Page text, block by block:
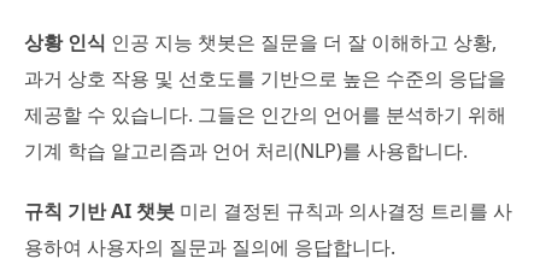
상황 인식 인공 지능 챗봇은 질문을 더 잘 이해하고 상황,
과거 상호 작용 및 선호도를 기반으로 높은 수준의 응답을
제공할 수 있습니다. 그들은 인간의 언어를 분석하기 위해
기계 학습 알고리즘과 언어 처리(NLP)를 사용합니다.
규칙 기반 AI 챗봇 미리 결정된 규칙과 의사결정 트리를 사
용하여 사용자의 질문과 질의에 응답합니다.